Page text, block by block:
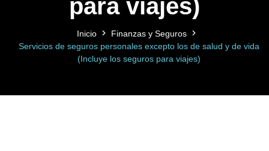
para viajes)
Inicio
Finanzas y Seguros
Servicios de seguros personales excepto los de salud y de vida
(Incluye los seguros para viajes)